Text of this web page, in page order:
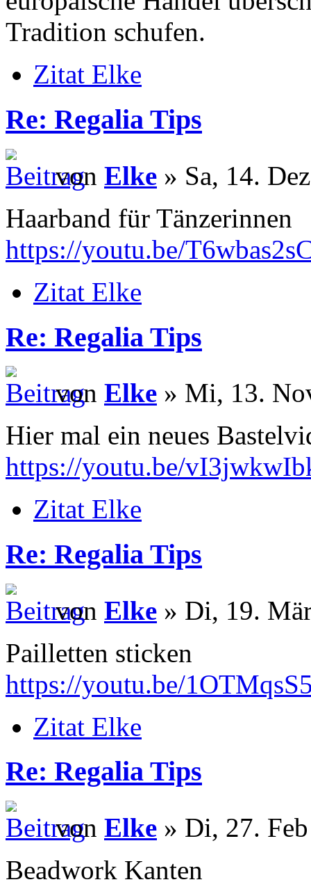
Tradition schufen.
Zitat Elke
Re: Regalia Tips
von Elke » Sa, 14.
Haarband für Tänzerinnen
https://youtu.be/
Zitat Elke
Re: Regalia Tips
von Elke » Mi, 13.
Hier mal ein neues
https://youtu.be/
Zitat Elke
Re: Regalia Tips
von Elke » Di, 19.
Pailletten sticken
https://youtu.be/
Zitat Elke
Re: Regalia Tips
von Elke » Di, 27.
Beadwork Kanten